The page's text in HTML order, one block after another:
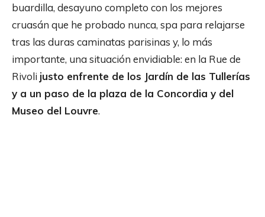
buardilla, desayuno completo con los mejores
cruasán que he probado nunca, spa para relajarse
tras las duras caminatas parisinas y, lo más
importante, una situación envidiable: en la Rue de
Rivoli justo enfrente de los Jardín de las Tullerías
y a un paso de la plaza de la Concordia y del
Museo del Louvre.